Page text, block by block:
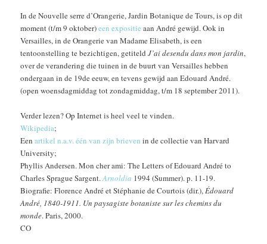
In de Nouvelle serre d’Orangerie, Jardin Botanique de Tours, is op dit
moment (t/m 9 oktober)een expositie aan André gewijd. Ook in
Versailles, in de Orangerie van Madame Elisabeth, is een
tentoonstelling te bezichtigen, getiteldJ’ai desendu dans mon jardin,
over de verandering die tuinen in de buurt van Versailles hebben
ondergaan in de 19de eeuw, en tevens gewijd aan Edouard André.
(open woensdagmiddag tot zondagmiddag, t/m 18 september 2011).
Verder lezen? Op Internet is heel veel te vinden.
Wikipedia;
Eenartikel n.a.v. één van zijn brieven in de collectie van Harvard
University;
Phyllis Andersen. Mon cher ami: The Letters of Edouard André to
Charles Sprague Sargent.Arnoldia 1994 (Summer). p. 11-19.
Biografie: Florence André et Stéphanie de Courtois (dir.),Édouard
André, 1840-1911. Un paysagiste botaniste sur les chemins du
monde. Paris, 2000.
CO